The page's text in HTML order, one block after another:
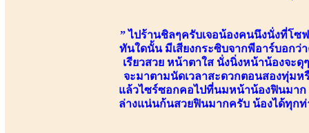
” ไปร้านชิลๆครับเจอน้องคนนึงนั่งที่โซ
ทันใดนั้น มีเสียงกระซิบจากพีอาร์บอกว่
เรียวสวย หน้าตาใส นั่งนิ่งหน้าน้องจะ
จะมาตามนัดเวลาสะดวกตอนสองทุ่มห
แล้วไซร์ซอกคอไปที่นมหน้าน้องฟินมาก
ล่างแน่นก้นสวยฟินมากครับ น้องได้ทุ